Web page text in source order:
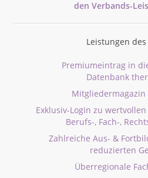
den Verbands-
Leistungen des
Premiumeintrag in
Datenbank
Mitgliedermagazin
Exklusiv-Login zu
Berufs-, Fach-,
Zahlreiche Aus- &
reduzierten
Überregionale